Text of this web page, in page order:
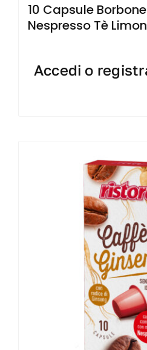
10 Capsule
Nespresso Tè
Accedi o